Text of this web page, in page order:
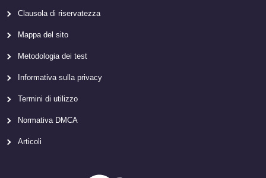
Clausola di riservatezza
Mappa del sito
Metodologia dei test
Informativa sulla privacy
Termini di utilizzo
Normativa DMCA
Articoli